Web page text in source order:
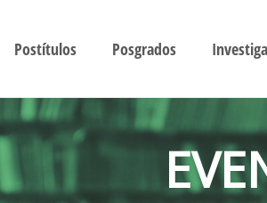
Postítulos Posgrados